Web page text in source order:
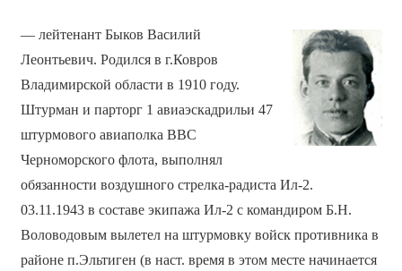
— лейтенант Быков Василий
Леонтьевич. Родился в г.Ковров
Владимирской области в 1910 году.
Штурман и парторг 1 авиаэскадрильи 47
штурмового авиаполка ВВС
Черноморского флота, выполнял
обязанности воздушного стрелка-радиста Ил-2.
03.11.1943 в составе экипажа Ил-2 с командиром Б.Н.
Воловодовым вылетел на штурмовку войск противника в
районе п.Эльтиген (в наст. время в этом месте начинается